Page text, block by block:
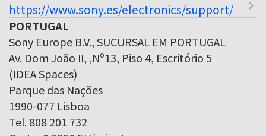
https://www.sony.es/electronics/support/
PORTUGAL
Sony Europe B.V., SUCURSAL EM PORTUGAL
Av. Dom João II, ,Nº13, Piso 4, Escritório 5
(IDEA Spaces)
Parque das Nações
1990-077 Lisboa
Tel. 808 201 732